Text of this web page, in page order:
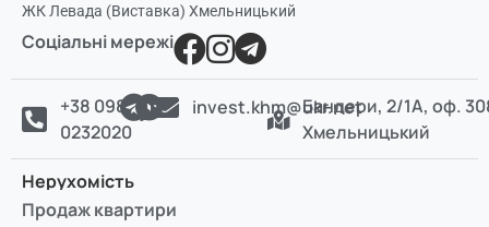
ЖК Левада (Виставка) Хмельницький
Соціальні мережі
+38 098
0232020
invest.khm@ukr.netБандери, 2/1А, оф.
Хмельницький
Нерухомість
Продаж квартири